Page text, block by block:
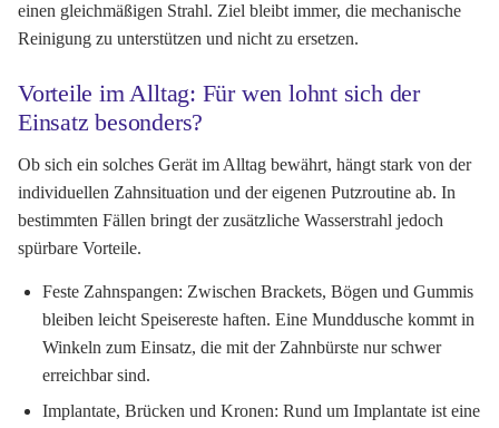
einen gleichmäßigen Strahl. Ziel bleibt immer, die mechanische
Reinigung zu unterstützen und nicht zu ersetzen.
Vorteile im Alltag: Für wen lohnt sich der
Einsatz besonders?
Ob sich ein solches Gerät im Alltag bewährt, hängt stark von der
individuellen Zahnsituation und der eigenen Putzroutine ab. In
bestimmten Fällen bringt der zusätzliche Wasserstrahl jedoch
spürbare Vorteile.
Feste Zahnspangen: Zwischen Brackets, Bögen und Gummis
bleiben leicht Speisereste haften. Eine Munddusche kommt in
Winkeln zum Einsatz, die mit der Zahnbürste nur schwer
erreichbar sind.
Implantate, Brücken und Kronen: Rund um Implantate ist eine